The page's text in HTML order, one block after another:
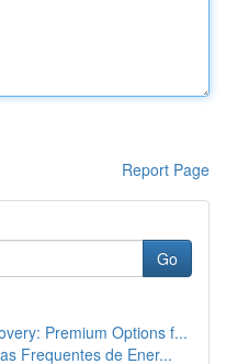
Report Page
Go
Premium Options f...
Frequentes de Ener...